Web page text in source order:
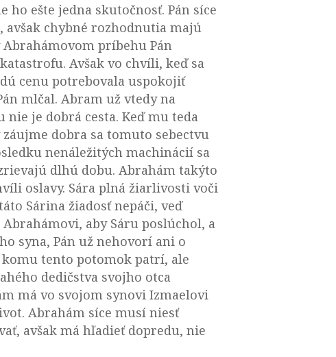
ešte jedna skutočnosť. Pán síce
chybné rozhodnutia majú
príbehu Pán
Avšak vo chvíli, keď sa
cenu potrebovala uspokojiť
mlčal. Abram už vtedy na
je dobrá cesta. Keď mu teda
dobra sa tomuto sebectvu
nenáležitých machinácií sa
dlhú dobu. Abrahám takýto
oslavy. Sára plná žiarlivosti voči
Sárina žiadosť nepáči, veď
aby Sáru poslúchol, a
syna, Pán už nehovorí ani o
tento potomok patrí, ale
dedičstva svojho otca
má vo svojom synovi Izmaelovi
Abrahám síce musí niesť
avšak má hľadieť dopredu, nie